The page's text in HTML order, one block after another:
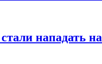
нападать